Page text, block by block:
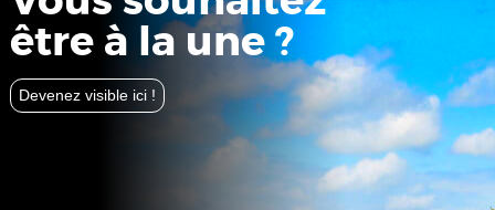
être à la une ?
Devenez visible ici !